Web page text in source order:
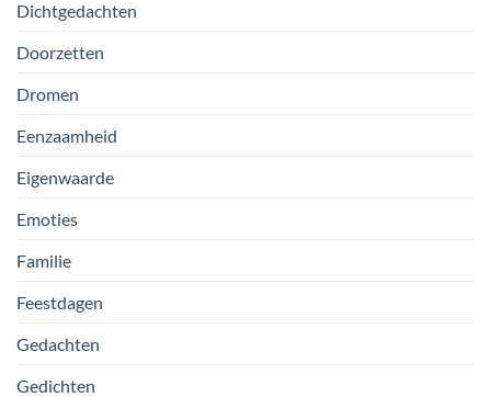
Dichtgedachten
Doorzetten
Dromen
Eenzaamheid
Eigenwaarde
Emoties
Familie
Feestdagen
Gedachten
Gedichten